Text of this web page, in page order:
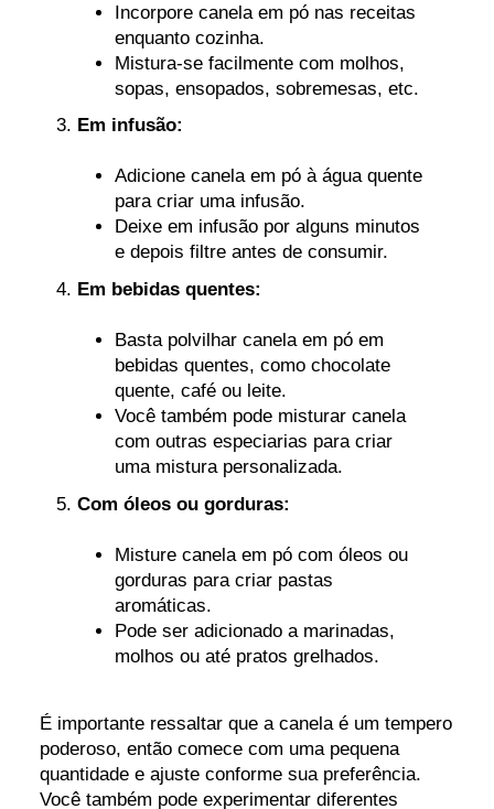
Incorpore canela em pó nas receitas
enquanto cozinha.
Mistura-se facilmente com molhos,
sopas, ensopados, sobremesas, etc.
Em infusão:
Adicione canela em pó à água quente
para criar uma infusão.
Deixe em infusão por alguns minutos
e depois filtre antes de consumir.
Em bebidas quentes:
Basta polvilhar canela em pó em
bebidas quentes, como chocolate
quente, café ou leite.
Você também pode misturar canela
com outras especiarias para criar
uma mistura personalizada.
Com óleos ou gorduras:
Misture canela em pó com óleos ou
gorduras para criar pastas
aromáticas.
Pode ser adicionado a marinadas,
molhos ou até pratos grelhados.
É importante ressaltar que a canela é um tempero
poderoso, então comece com uma pequena
quantidade e ajuste conforme sua preferência.
Você também pode experimentar diferentes